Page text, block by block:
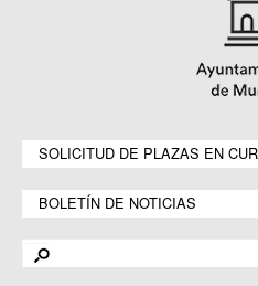
SOLICITUD DE PLAZAS EN
BOLETÍN DE NOTICIAS